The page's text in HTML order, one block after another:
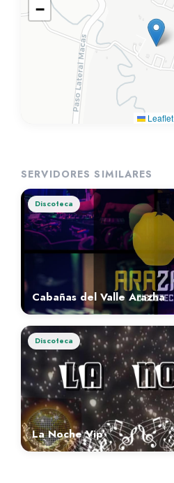
−
Leaflet
SERVIDORES SIMILARES
Discoteca
Cabañas del Valle Arazha
Discoteca
La Noche Vip